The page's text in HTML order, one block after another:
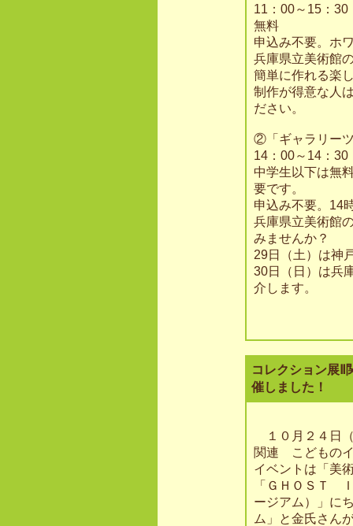
11：00～15：30
無料
申込み不要。ホ
兵庫県立美術館
簡単に作れる楽
制作が得意な人
ださい。
②「ギャラリー
14：00～14：30
中学生以下は無
要です。
申込み不要。14
兵庫県立美術館
みませんか？
29日（土）は神
30日（日）は兵
介します。
コレクション展
催しました！
１０月２４日
関連 こどものイ
イベントは「美
「ＧＨＯＳＴ
ージアム）」に
ム」と金氏さん